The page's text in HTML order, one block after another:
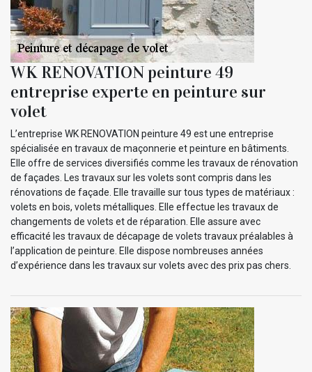
WK RENOVATION peinture 49
entreprise experte en peinture sur
volet
L’entreprise WK RENOVATION peinture 49 est une entreprise
spécialisée en travaux de maçonnerie et peinture en bâtiments.
Elle offre de services diversifiés comme les travaux de rénovation
de façades. Les travaux sur les volets sont compris dans les
rénovations de façade. Elle travaille sur tous types de matériaux :
volets en bois, volets métalliques. Elle effectue les travaux de
changements de volets et de réparation. Elle assure avec
efficacité les travaux de décapage de volets travaux préalables à
l’application de peinture. Elle dispose nombreuses années
d’expérience dans les travaux sur volets avec des prix pas chers.